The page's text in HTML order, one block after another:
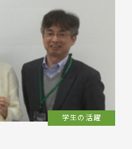
学生の活躍